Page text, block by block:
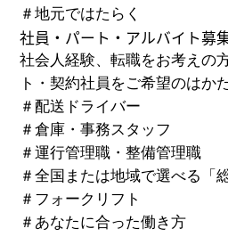
＃地元ではたらく
社員・パート・アルバイト募
社会人経験、転職をお考えの
ト・契約社員をご希望のはか
＃配送ドライバー
＃倉庫・事務スタッフ
＃運行管理職・整備管理職
＃全国または地域で選べる「
＃ フォークリフト
＃ あなたに合った働き方